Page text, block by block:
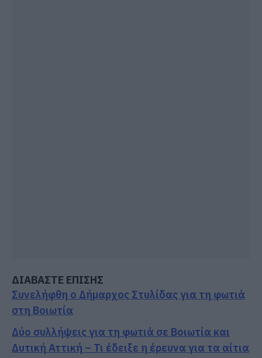
ΔΙΑΒΑΣΤΕ ΕΠΙΣΗΣ
Συνελήφθη ο Δήμαρχος Στυλίδας για τη φωτιά
στη Βοιωτία
Δύο συλλήψεις για τη φωτιά σε Βοιωτία και
Δυτική Αττική – Τι έδειξε η έρευνα για τα αίτια